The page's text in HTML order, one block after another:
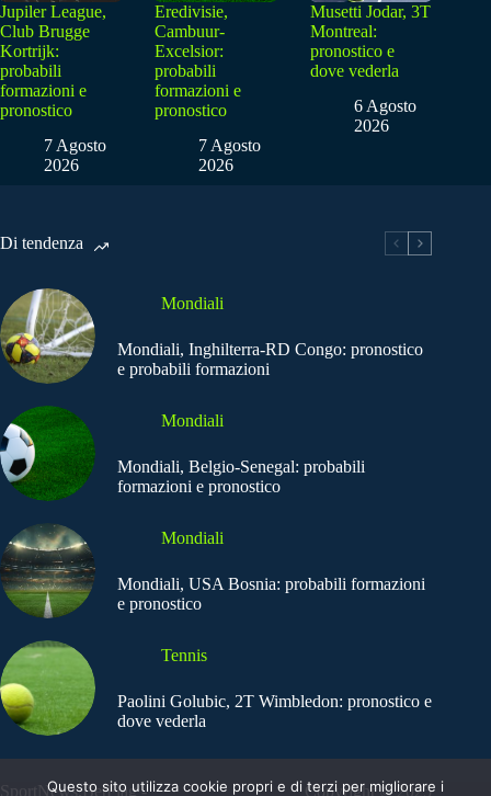
Jupiler League,
Club Brugge
Kortrijk:
probabili
formazioni e
pronostico
7 Agosto
2026
Eredivisie,
Cambuur-
Excelsior:
probabili
formazioni e
pronostico
7 Agosto
2026
Musetti Jodar, 3T
Montreal:
pronostico e
dove vederla
6 Agosto
2026
Di tendenza
Mondiali
Mondiali, Inghilterra-RD Congo: pronostico
e probabili formazioni
Mondiali
Mondiali, Belgio-Senegal: probabili
formazioni e pronostico
Mondiali
Mondiali, USA Bosnia: probabili formazioni
e pronostico
Tennis
Paolini Golubic, 2T Wimbledon: pronostico e
dove vederla
SportNews.BetFlag - Copyright © 2025
Questo sito utilizza cookie propri e di terzi per migliorare i